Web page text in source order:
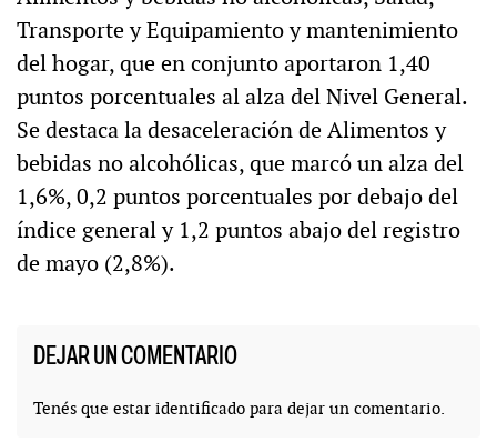
Transporte y Equipamiento y mantenimiento
del hogar, que en conjunto aportaron 1,40
puntos porcentuales al alza del Nivel General.
Se destaca la desaceleración de Alimentos y
bebidas no alcohólicas, que marcó un alza del
1,6%, 0,2 puntos porcentuales por debajo del
índice general y 1,2 puntos abajo del registro
de mayo (2,8%).
DEJAR UN COMENTARIO
Tenés que estar identificado para dejar un comentario.